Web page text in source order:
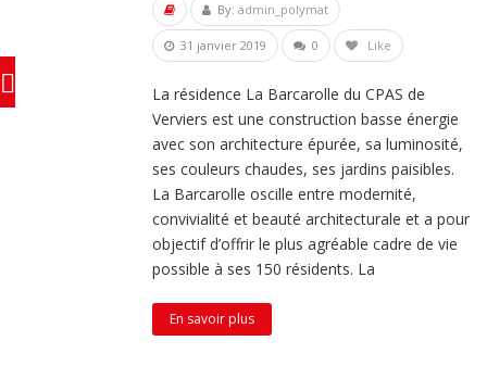
By:admin_polymat
31 janvier 2019 0 Like
La résidence La Barcarolle du CPAS de
Verviers est une construction basse énergie
avec son architecture épurée, sa luminosité,
ses couleurs chaudes, ses jardins paisibles.
La Barcarolle oscille entre modernité,
convivialité et beauté architecturale et a pour
objectif d’offrir le plus agréable cadre de vie
possible à ses 150 résidents. La
En savoir plus